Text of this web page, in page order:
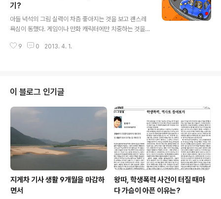
들이다. 별로 교육적이라는 생각이 들지는 않지만... 마냥
못 보게만 할 수는 없다. TV를 없애면 모를까... 한 달 정도
감춰뒀을 땐 아이가 핸드폰에 빠졌다. 핸드폰은 어떻게 할
실패로 돌아갔다. 도서관에서 아이가 읽을 만한 책을 빌려
기?
아들 녁석의 그림 실력이 차츰 좋아지는 것을 보고 괜스레
욕심이 동했다. 게임이나 만화 캐릭터에만 치중하는 것을
맞는 그림을 그리는 연습이 나중에 자신에게도 큰 도움이
던 아빠의 칼럼에 삽화를 그려넣는 것이다. 처음에 글을 읽
고 그려준 삽화는 그야말로 자동차 디자인이었다. 도무지
글쓴이의 상황이나 감정이라고는 찾아보려야 찾을 수 없는
그림이었기 때문에 '빠꾸'했다. "아빠 글이 디자인 설명서
더냐?" 핀잔을 먹은 아들이 다시 그림을 그려왔다. 그것 역
시 밋밋했다. 청설모를 만난 글쓴..
9 0 2013. 4. 1.
이 블로그 인기글
지게차 기사 생활 9개월을 마감하
면서
왕따, 학생폭력 사건이 터질 때마
다 가슴이 아픈 이유는?